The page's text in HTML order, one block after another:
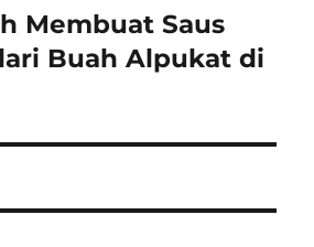
Membuat Saus
Buah Alpukat di